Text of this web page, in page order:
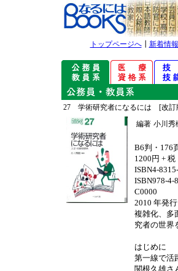
トップページへ┃ 新着情報
27 学術研究者になるには [改訂
編著 小川秀
B6判・176
1200円 + 税
ISBN4-8315-
ISBN978-4-
C0000
2010 年発
複雑化、多
究者の世界
はじめに
第一線で活
関根久雄さ